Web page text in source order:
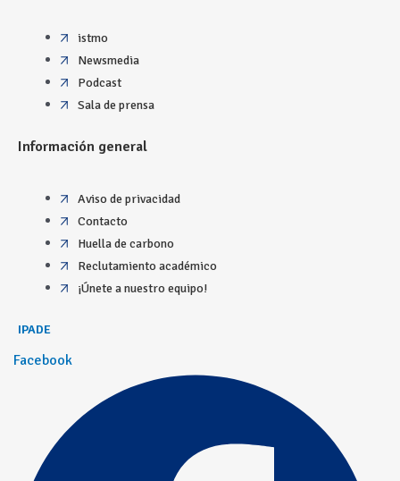
istmo
Newsmedia
Podcast
Sala de prensa
Información general
Aviso de privacidad
Contacto
Huella de carbono
Reclutamiento académico
¡Únete a nuestro equipo!
IPADE
Facebook